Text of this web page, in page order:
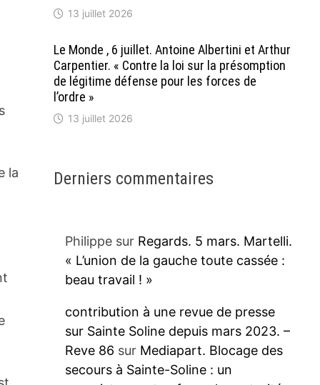
la
13 juillet 2026
Le Monde , 6 juillet. Antoine Albertini et Arthur
Carpentier. « Contre la loi sur la présomption
de légitime défense pour les forces de
l’ordre »
13 juillet 2026
Derniers commentaires
Philippesur Regards. 5 mars. Martelli.
« L’union de la gauche toute cassée :
beau travail ! »
contribution à une revue de presse
sur Sainte Soline depuis mars 2023. –
Reve 86 sur Mediapart. Blocage des
secours à Sainte-Soline : un